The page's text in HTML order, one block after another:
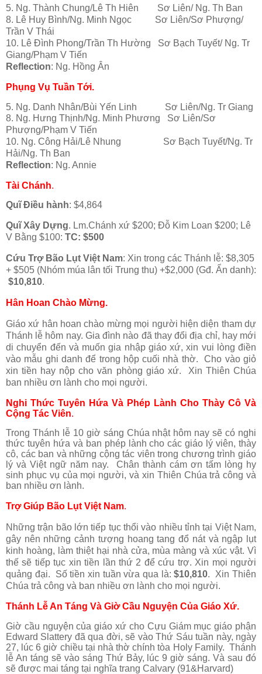
5. Ng. Thành Chung/Lê Th Hiên Sơ Liên/ Ng. Th Ban
8. Lê Huy Bình/Ng. Minh Ngọc Sơ Liên/Sơ Phượng/
Trần V Thái
10. Lê Đình Phong/Trần Th Hường Sơ Bạch Tuyết/ Ng. Tr
Giang/Phạm V Tiến
Reflection: Ng. Hồng Ân
Phụng Vụ Tuần Tới.
5. Ng. Danh Nhân/Bùi Yến Linh Sơ Liên/Ng. Tr Giang
8. Ng. Hưng Thịnh/Ng. Minh Phương Sơ Liên/Sơ
Phượng/Phạm V Tiến
10. Ng. Công Hải/Lê Nhung Sơ Bạch Tuyết/Ng. Tr
Hải/Ng. Th Ban
Reflection: Ng. Annie
Tài Chánh.
Quĩ Điều hành: $4,864
Quĩ Xây Dựng. Lm.Chánh xứ $200; Đỗ Kim Loan $200; Lê
V Bằng $100: TC: $500
Cứu Trợ Bão Lụt Việt Nam: Xin trong các Thánh lễ: $8,305
+ $505 (Nhóm múa lân tối Trung thu) +$2,000 (Gđ. Ẩn danh):
$10,810.
Hân Hoan Chào Mừng.
Giáo xứ hân hoan chào mừng mọi người hiện diện tham dự
Thánh lễ hôm nay. Gia đình nào đã thay đổi địa chỉ, hay mới
di chuyển đến và muốn gia nhập giáo xứ, xin vui lòng điền
vào mẫu ghi danh để trong hộp cuối nhà thờ. Cho vào giỏ
xin tiền hay nộp cho văn phòng giáo xứ. Xin Thiên Chúa
ban nhiều ơn lành cho mọi người.
Nghi Thức Tuyên Hứa Và Phép Lành Cho Thày Cô Và
Cộng Tác Viên.
Trong Thánh lễ 10 giờ sáng Chúa nhật hôm nay sẽ có nghi
thức tuyên hứa và ban phép lành cho các giáo lý viên, thày
cô, các ban và những cộng tác viên trong chương trình giáo
lý và Việt ngữ năm nay. Chân thành cám ơn tấm lòng hy
sinh phục vụ của mọi người, và xin Thiên Chúa trả công và
ban nhiều ơn lành.
Trợ Giúp Bão Lụt Việt Nam.
Những trận bão lớn tiếp tục thổi vào nhiều tỉnh tại Việt Nam,
gây nên những cảnh tượng hoang tang đổ nát và ngập lụt
kinh hoàng, làm thiệt hại nhà cửa, mùa màng và xúc vật. Vì
thế sẽ tiếp tục xin tiền lần thứ 2 để cứu trợ. Xin mọi người
quảng đại. Số tiền xin tuần vừa qua là:$10,810. Xin Thiên
Chúa trả công và ban nhiều ơn lành cho mọi người.
Thánh Lễ An Táng Và Giờ Cầu Nguyện Của Giáo Xứ.
Giờ cầu nguyện của giáo xứ cho Cựu Giám mục giáo phận
Edward Slattery đã qua đời, sẽ vào Thứ Sáu tuần này, ngày
27, lúc 6 giờ chiều tại nhà thờ chính tòa Holy Family. Thánh
lễ An táng sẽ vào sáng Thứ Bảy, lúc 9 giờ sáng. Và sau đó
sẽ được mai táng tại nghĩa trang Calvary (91&Harvard)